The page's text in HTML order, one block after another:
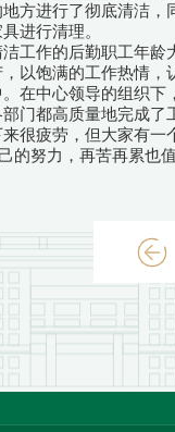
方进行了彻底清洁，
进行清理。
工作的后勤职工年龄
以饱满的工作热情，
在中心领导的组织下
门都高质量地完成了
来很疲劳，但大家有
的努力，再苦再累也值